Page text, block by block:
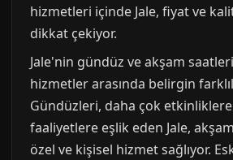
hizmetleri içinde Jale, fiyat ve
dikkat çekiyor.
Jale'nin gündüz ve akşam
hizmetler arasında belirgin
Gündüzleri, daha çok
faaliyetlere eşlik eden Jale,
özel ve kişisel hizmet sağlıyor.